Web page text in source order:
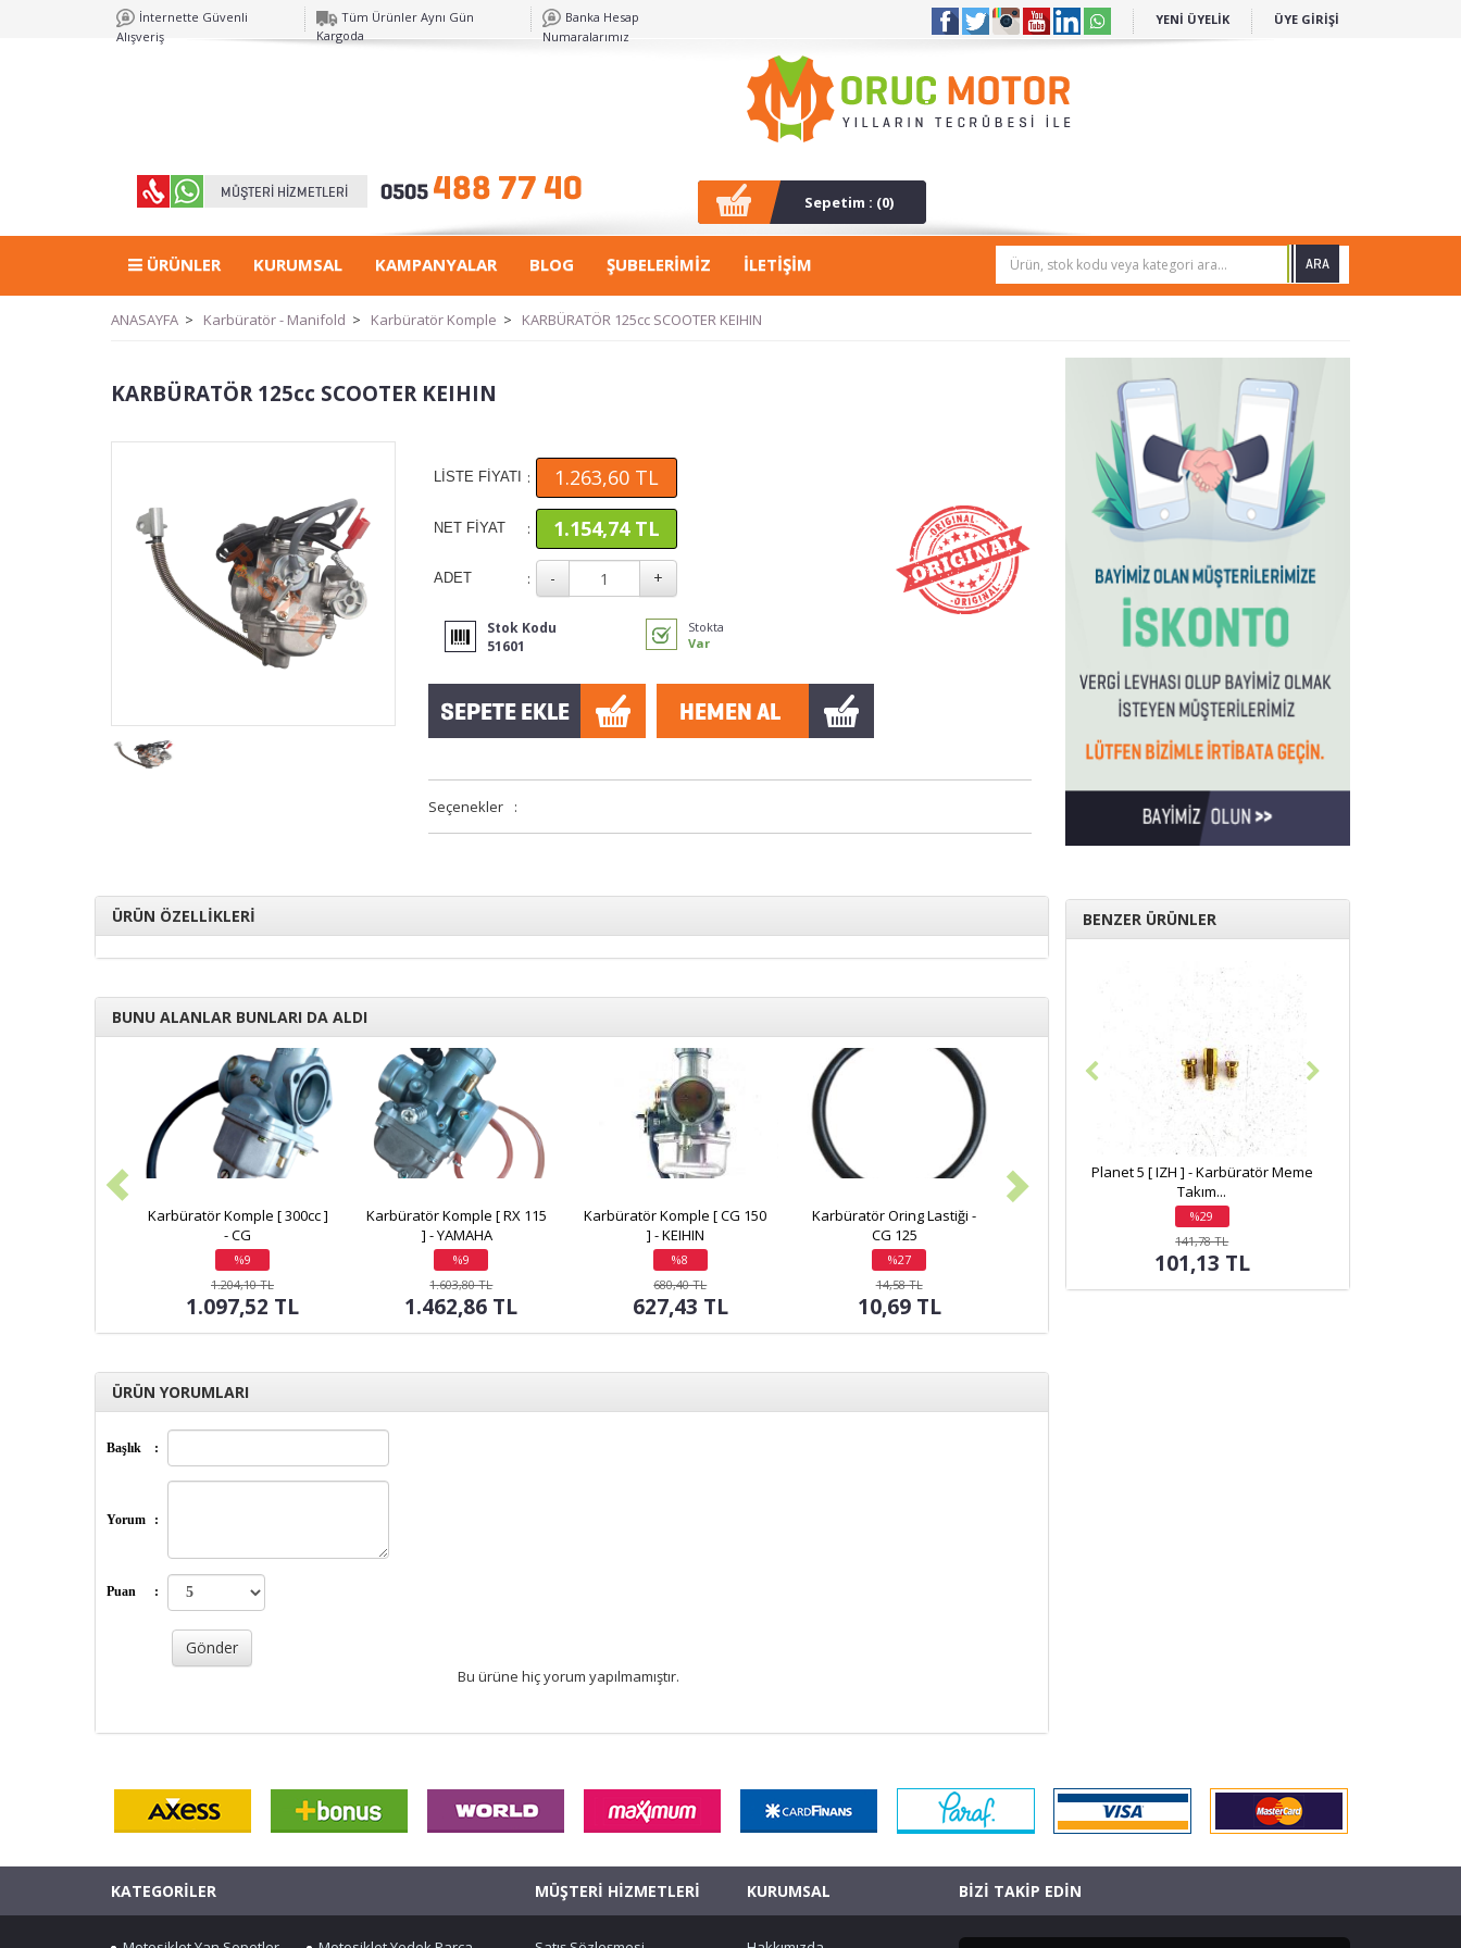
İnternette Güvenli
Alışveriş
Tüm Ürünler Aynı Gün
Kargoda
Banka Hesap
Numaralarımız
YENİ ÜYELİK ÜYE GİRİŞİ
Sepetim : (0)
ÜRÜNLER KURUMSAL KAMPANYALAR BLOG ŞUBELERİMİZ İLETİŞİM Ürün, stok kodu veya kategori ara...
ANASAYFA > Karbüratör - Manifold > Karbüratör Komple > KARBÜRATÖR 125cc SCOOTER KEIHIN
KARBÜRATÖR 125cc SCOOTER KEIHIN
LİSTE FİYATI : 1.263,60 TL
NET FİYAT : 1.154,74 TL
ADET :
Stok Kodu
51601
Stokta
Var
Seçenekler :
ÜRÜN ÖZELLİKLERİ
BUNU ALANLAR BUNLARI DA ALDI
Karbüratör Komple [ 300cc ]
- CG
%9
indirim
1.204,10 TL
1.097,52 TL
Karbüratör Komple [ RX 115
] - YAMAHA
%9
indirim
1.603,80 TL
1.462,86 TL
Karbüratör Komple [ CG 150
] - KEIHIN
%8
indirim
680,40 TL
627,43 TL
Karbüratör Oring Lastiği -
CG 125
%27
indirim
14,58 TL
10,69 TL
ÜRÜN YORUMLARI
Başlık :
Yorum :
Puan :
Bu ürüne hiç yorum yapılmamıştır.
BENZER ÜRÜNLER
Planet 5 [ IZH ] - Karbüratör Meme
Takım...
%29
indirim
141,78 TL
101,13 TL
KATEGORİLER MÜŞTERİ HİZMETLERİ KURUMSAL BİZİ TAKİP EDİN